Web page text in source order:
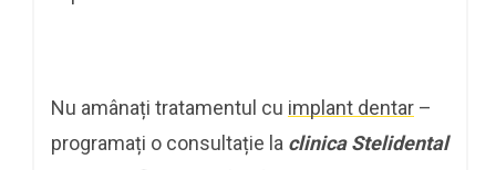
Nu amânați tratamentul cu implant dentar –
programați o consultație la clinica Stelidental